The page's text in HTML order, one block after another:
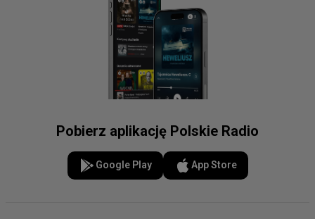
Pobierz aplikację Polskie Radio
Google Play App Store